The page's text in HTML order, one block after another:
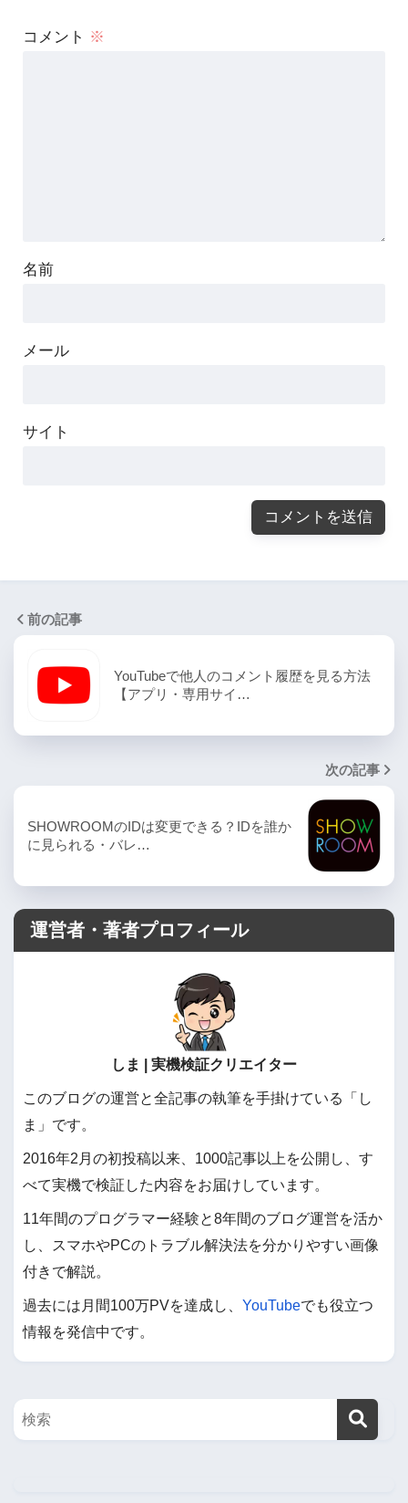
コメント ※
名前
メール
サイト
前の記事
YouTubeで他人のコメント履歴を見る方法
【アプリ・専用サイ…
次の記事
SHOWROOMのIDは変更できる？IDを誰か
に見られる・バレ…
運営者・著者プロフィール
しま | 実機検証クリエイター
このブログの運営と全記事の執筆を手掛けている「し
ま」です。
2016年2月の初投稿以来、1000記事以上を公開し、す
べて実機で検証した内容をお届けしています。
11年間のプログラマー経験と8年間のブログ運営を活か
し、スマホやPCのトラブル解決法を分かりやすい画像
付きで解説。
過去には月間100万PVを達成し、 YouTubeでも役立つ
情報を発信中です。